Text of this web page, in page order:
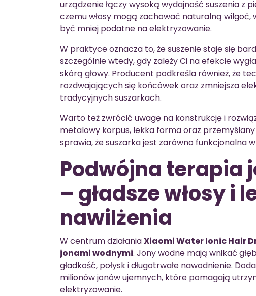
urządzenie łączy wysoką wydajność suszenia z
czemu włosy mogą zachować naturalną wilgoć,
być mniej podatne na elektryzowanie.
W praktyce oznacza to, że suszenie staje się
szczególnie wtedy, gdy zależy Ci na efekcie
skórą głowy. Producent podkreśla również, że
rozdwajających się końcówek oraz zmniejsza
tradycyjnych suszarkach.
Warto też zwrócić uwagę na konstrukcję i
metalowy korpus, lekka forma oraz
sprawia, że suszarka jest zarówno funkcjonalna
Podwójna terapia
– gładsze włosy i
nawilżenia
W centrum działaniaXiaomi Water Ionic Hair
jonami wodnymi. Jony wodne mają wnikać
gładkość, połysk i długotrwałe nawodnienie.
milionów jonów ujemnych, które pomagają
elektryzowanie.